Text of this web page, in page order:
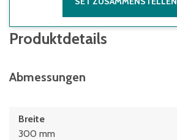
Produktdetails
Abmessungen
Breite
300 mm